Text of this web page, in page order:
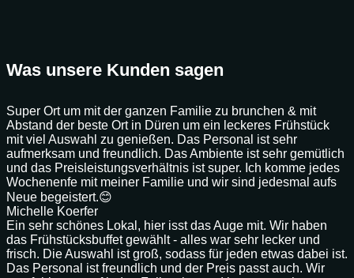
Was unsere Kunden sagen
Super Ort um mit der ganzen Familie zu brunchen & mit
Abstand der beste Ort in Düren um ein leckeres Frühstück
mit viel Auswahl zu genießen. Das Personal ist sehr
aufmerksam und freundlich. Das Ambiente ist sehr gemütlich
und das Preisleistungsverhältnis ist super. Ich komme jedes
Wochenenfe mit meiner Familie und wir sind jedesmal aufs
Neue begeistert.😊
Michelle Koerfer
Ein sehr schönes Lokal, hier isst das Auge mit. Wir haben
das Frühstücksbuffet gewählt - alles war sehr lecker und
frisch. Die Auswahl ist groß, sodass für jeden etwas dabei ist.
Das Personal ist freundlich und der Preis passt auch. Wir